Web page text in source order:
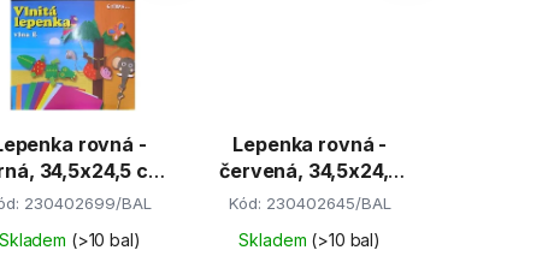
p
r
o
u
k
t
ů
rovná -
34,5x24,5 cm
(E-Welle)
230402699/BAL
Skladem (>10 bal)
Lepenka rovná -
červená, 34,5x24,5
cm (E-Welle)
Kód: 230402645/BAL
Skladem (>10 bal)